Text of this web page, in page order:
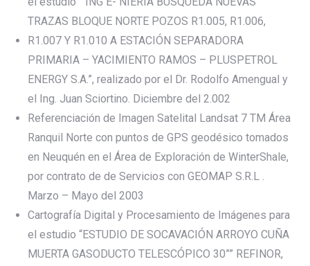
TRAZAS BLOQUE NORTE POZOS R1.005, R1.006,
R1.007 Y R1.010 A ESTACIÓN SEPARADORA
PRIMARIA – YACIMIENTO RAMOS – PLUSPETROL
ENERGY S.A.”, realizado por el Dr. Rodolfo Amengual y
el Ing. Juan Sciortino. Diciembre del 2.002
Referenciación de Imagen Satelital Landsat 7 TM Área
Ranquil Norte con puntos de GPS geodésico tomados
en Neuquén en el Área de Exploración de WinterShale,
por contrato de de Servicios con GEOMAP S.R.L .
Marzo – Mayo del 2003
Cartografía Digital y Procesamiento de Imágenes para
el estudio “ESTUDIO DE SOCAVACIÓN ARROYO CUÑA
MUERTA GASODUCTO TELESCÓPICO 30”” REFINOR,